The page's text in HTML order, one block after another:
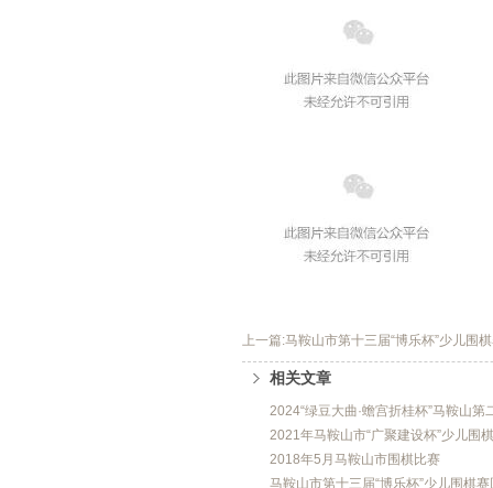
上一篇:马鞍山市第十三届“博乐杯”少儿围
相关文章
2024“绿豆大曲·蟾宫折桂杯”马鞍山
2021年马鞍山市“广聚建设杯”少儿围
2018年5月马鞍山市围棋比赛
马鞍山市第十三届“博乐杯”少儿围棋